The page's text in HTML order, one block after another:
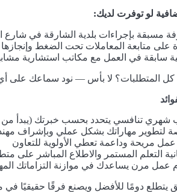
لو توفرت لديك:
مسبقة بإجراءات بلدية الشارقة في شارع
على متابعة المعاملات تحت الضغط وإنجازها
سابقة في العمل مع مكاتب استشارية
كل المتطلبات؟ لا بأس — نود سماعك على
تنافسي يتحدد بحسب خبرتك (يبدأ من 2500 درهم إماراتي ويزيد حسب الكفاءة)
لتطوير مهاراتك بشكل عملي وبإشراف
عمل مريحة وداعمة تعطي الأولوية للتعاون
التعلم المستمر والاطلاع المباشر على
عمل مرن يساعدك في موازنة التزاماتك
يتطلع دومًا للأفضل ويصنع فرقًا حقيقيًا